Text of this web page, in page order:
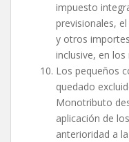
impuesto
previsionales,
y otros
inclusive, en
Los pequeños
quedado
Monotributo
aplicación de
anterioridad a